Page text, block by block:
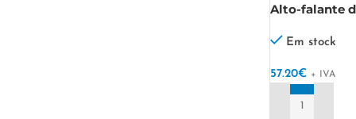
Alto-falante
Em stock
57.20€ + IVA